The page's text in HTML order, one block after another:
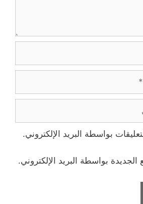
بواسطة البريد الإلكتروني.
الجديدة بواسطة البريد الإلكتروني.